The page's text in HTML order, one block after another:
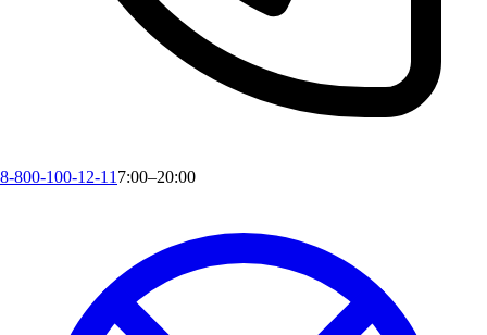
8-800-100-12-11 7:00–20:00